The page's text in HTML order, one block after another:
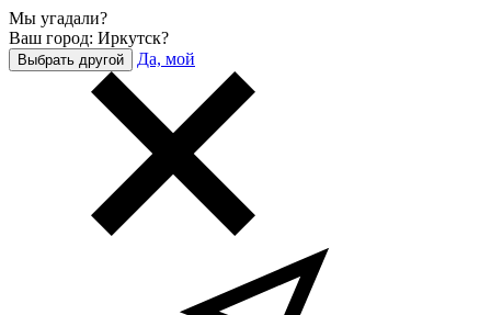
Мы угадали?
Ваш город: Иркутск?
Выбрать другой Да, мой